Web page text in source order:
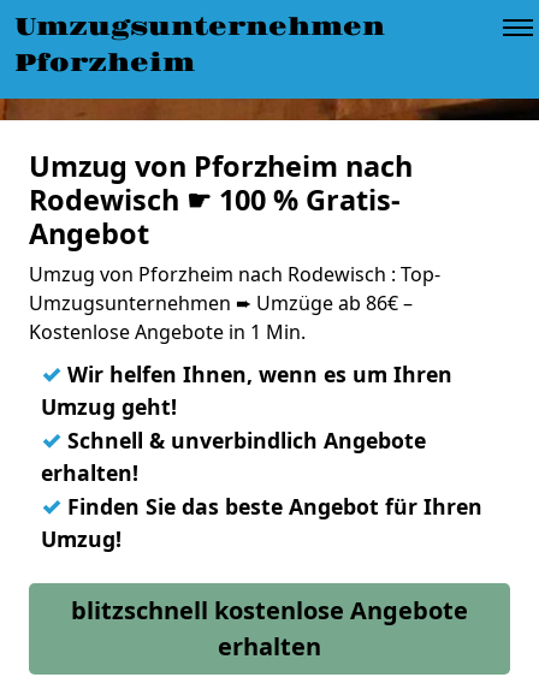
Umzugsunternehmen
Pforzheim
Umzug von Pforzheim nach
Rodewisch ☛ 100 % Gratis-
Angebot
Umzug von Pforzheim nach Rodewisch : Top-
Umzugsunternehmen ➨ Umzüge ab 86€ –
Kostenlose Angebote in 1 Min.
✓ Wir helfen Ihnen, wenn es um Ihren
Umzug geht!
✓ Schnell & unverbindlich Angebote
erhalten!
✓ Finden Sie das beste Angebot für Ihren
Umzug!
blitzschnell kostenlose Angebote
erhalten